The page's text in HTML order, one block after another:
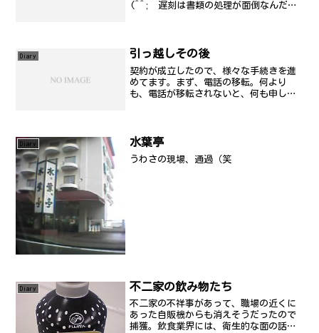
(^^; 遅刻は書類の処理が面倒なんだよ
Diary 引っ越しその後
契約が成立したので、様々な手続きを進
めてます。まず、電話の移転。何より
も、電話が移転されないと、何も申し込
ったんですが、電話移転手...
Diary 水葉亭
うわさの現場、通過（笑
Diary 不二家の飲み物たち
不二家の不祥事があって、職場の近くに
あった自販機からも消えそうだったので
捕獲。飲食業界には、衛生的な面の話は